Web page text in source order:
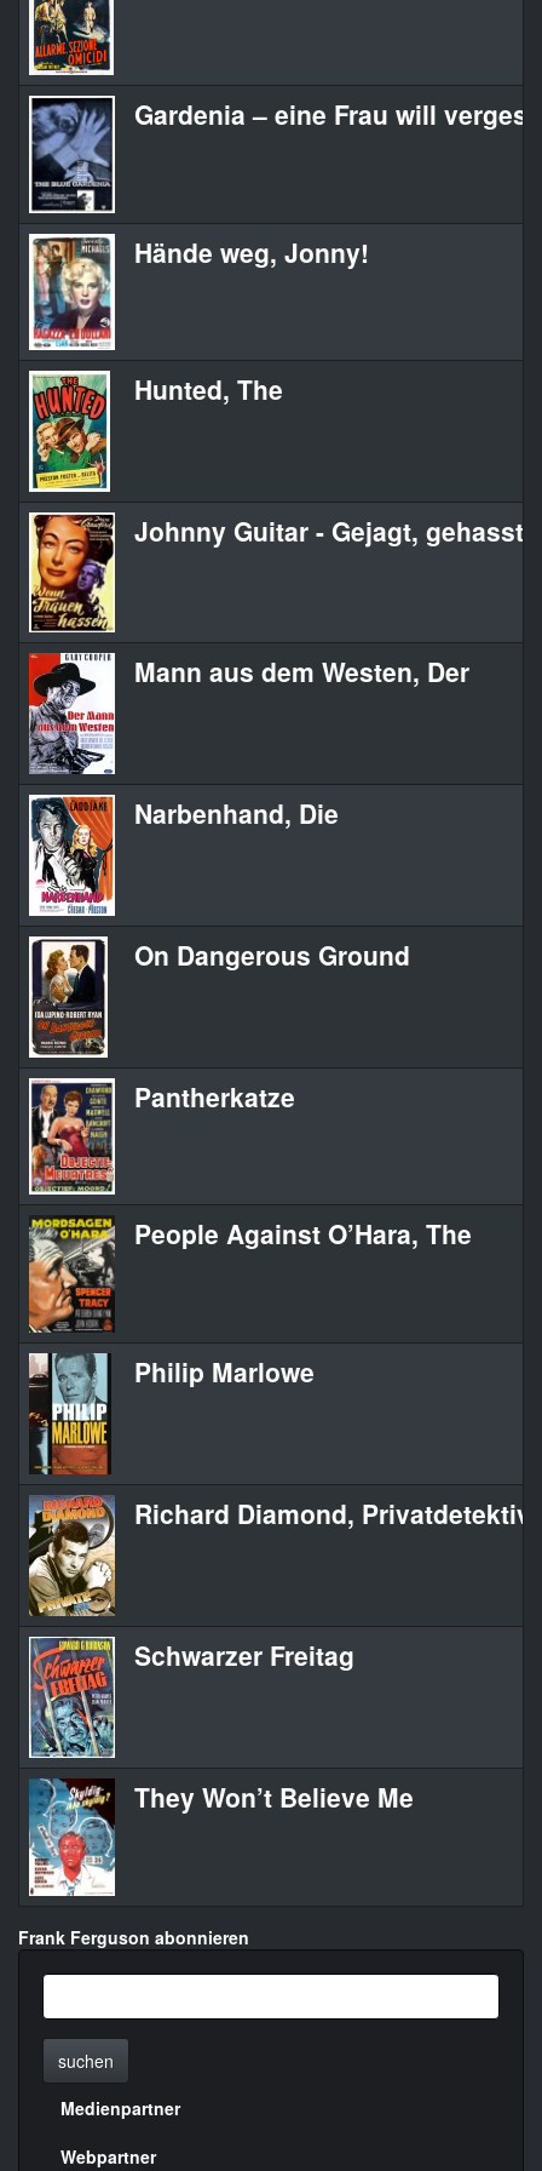
Gardenia – eine Frau will
Hände weg, Jonny!
Hunted, The
Johnny Guitar - Gejagt,
Mann aus dem Westen, Der
Narbenhand, Die
On Dangerous Ground
Pantherkatze
People Against O’Hara, The
Philip Marlowe
Richard Diamond, Privatdetektiv
Schwarzer Freitag
They Won’t Believe Me
Frank Ferguson abonnieren
suchen
Menülinks
Medienpartner
Webpartner